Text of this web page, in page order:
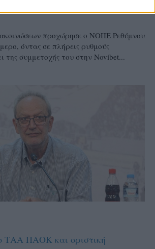
προχώρησε ο ΝΟΠΕ Ρεθύμνου
όντας σε πλήρεις ρυθμούς
της συμμετοχής του στην Novibet...
ΤΑΑ ΠΑΟΚ και οριστική